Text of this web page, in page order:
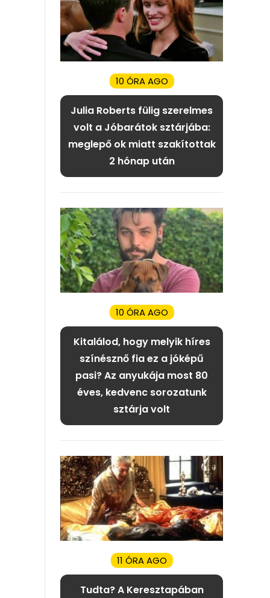
10 ÓRA AGO
Julia Roberts fülig szerelmes
volt a Jóbarátok sztárjába:
meglepő ok miatt szakítottak
2 hónap után
10 ÓRA AGO
Kitalálod, hogy melyik híres
színésznő fia ez a jóképű
pasi? Az anyukája most 80
éves, kedvenc sorozatunk
sztárja volt
11 ÓRA AGO
Tudta? A Keresztapában